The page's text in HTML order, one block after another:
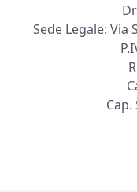
Sede Legale: Via